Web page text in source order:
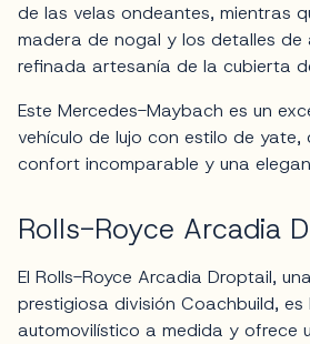
de las velas ondeantes, mientras
madera de nogal y los detalles de
refinada artesanía de la cubierta
Este Mercedes-Maybach es un
vehículo de lujo con estilo de yate,
confort incomparable y una
Rolls-Royce Arcadia
El Rolls-Royce Arcadia Droptail,
prestigiosa división Coachbuild,
automovilístico a medida y ofrece